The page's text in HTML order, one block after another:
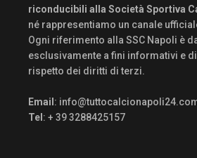
riconducibili alla Società Sportiva
né rappresentiamo un canale
Ogni riferimento alla SSC Napoli è
esclusivamente a fini informativi e
rispetto dei diritti di terzi.
Email:
Tel: + 39 3288425157